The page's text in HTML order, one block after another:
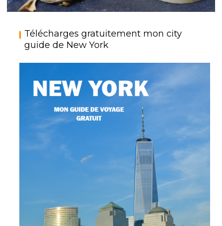
CROQUE MONSIEUR AUX CHAMPIGNONS
{BATAILLE FOOD #60}
Télécharges gratuitement mon city
guide de New York